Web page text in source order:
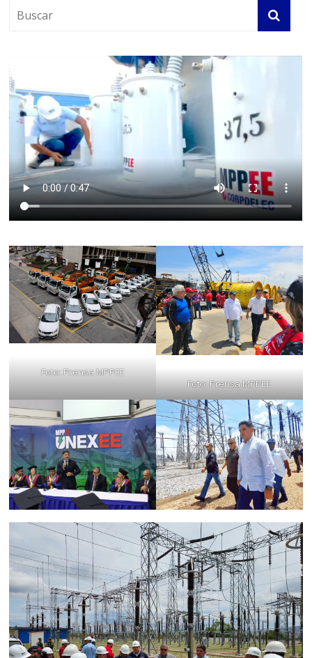
Foto: Prensa MPPEE
Foto: Prensa MPPEE